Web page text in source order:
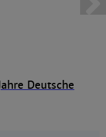
Deutsche